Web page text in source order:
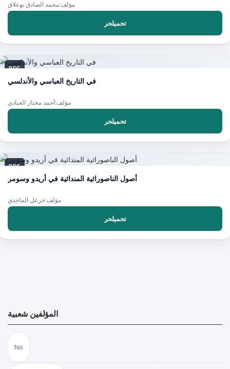
مؤلف:محمد الصادق بوعلاق
تحميلحر
PDF
في التاريخ العباسي والأندلسي
مؤلف:أحمد مختار العبادي
تحميلحر
PDF
أصول الناصورائية المندائية في أريدو وسومر
مؤلف:خزعل الماجدي
تحميلحر
المؤلفين شعبية
No